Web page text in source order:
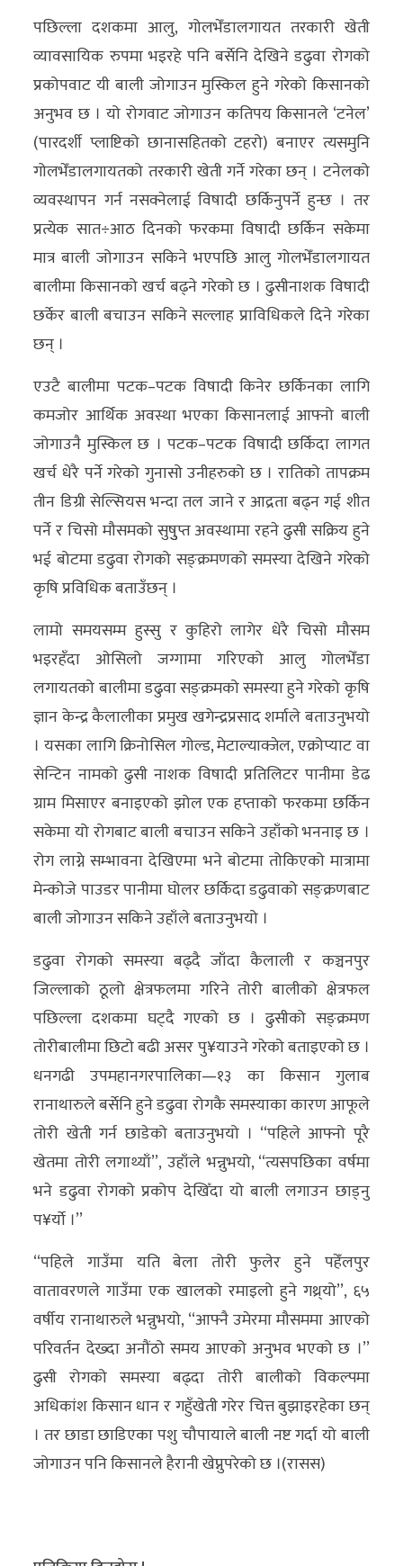
पछिल्ला दशकमा आलु, गोलभेँडालगायत तरकारी खेती
व्यावसायिक रुपमा भइरहे पनि बर्सेनि देखिने डढुवा रोगको
प्रकोपवाट यी बाली जोगाउन मुस्किल हुने गरेको किसानको
अनुभव छ । यो रोगवाट जोगाउन कतिपय किसानले ‘टनेल’
(पारदर्शी प्लाष्टिको छानासहितको टहरो) बनाएर त्यसमुनि
गोलभेँडालगायतको तरकारी खेती गर्ने गरेका छन् । टनेलको
व्यवस्थापन गर्न नसक्नेलाई विषादी छर्किनुपर्ने हुन्छ । तर
प्रत्येक सात÷आठ दिनको फरकमा विषादी छर्किन सकेमा
मात्र बाली जोगाउन सकिने भएपछि आलु गोलभेँडालगायत
बालीमा किसानको खर्च बढ्ने गरेको छ । ढुसीनाशक विषादी
छर्केर बाली बचाउन सकिने सल्लाह प्राविधिकले दिने गरेका
छन् ।
एउटै बालीमा पटक–पटक विषादी किनेर छर्किनका लागि
कमजोर आर्थिक अवस्था भएका किसानलाई आफ्नो बाली
जोगाउनै मुस्किल छ । पटक–पटक विषादी छर्किदा लागत
खर्च धेरै पर्ने गरेको गुनासो उनीहरुको छ । रातिको तापक्रम
तीन डिग्री सेल्सियस भन्दा तल जाने र आद्रता बढ्न गई शीत
पर्ने र चिसो मौसमको सुषुुप्त अवस्थामा रहने ढुसी सक्रिय हुने
भई बोटमा डढुवा रोगको सङ्क्रमणको समस्या देखिने गरेको
कृषि प्रविधिक बताउँछन् ।
लामो समयसम्म हुस्सु र कुहिरो लागेर धेरै चिसो मौसम
भइरहँदा ओसिलो जग्गामा गरिएको आलु गोलभेँडा
लगायतको बालीमा डढुवा सङ्क्रमको समस्या हुने गरेको कृषि
ज्ञान केन्द्र कैलालीका प्रमुख खगेन्द्रप्रसाद शर्माले बताउनुभयो
। यसका लागि क्रिनोसिल गोल्ड, मेटाल्याक्जेल, एक्रोप्याट वा
सेन्टिन नामको ढुसी नाशक विषादी प्रतिलिटर पानीमा डेढ
ग्राम मिसाएर बनाइएको झोल एक हप्ताको फरकमा छर्किन
सकेमा यो रोगबाट बाली बचाउन सकिने उहाँको भननाइ छ ।
रोग लाग्ने सम्भावना देखिएमा भने बोटमा तोकिएको मात्रामा
मेन्कोजे पाउडर पानीमा घोलर छर्किदा डढुवाको सङ्क्रणबाट
बाली जोगाउन सकिने उहाँले बताउनुभयो ।
डढुवा रोगको समस्या बढ्दै जाँदा कैलाली र कञ्चनपुर
जिल्लाको ठूलो क्षेत्रफलमा गरिने तोरी बालीको क्षेत्रफल
पछिल्ला दशकमा घट्दै गएको छ । ढुसीको सङ्क्रमण
तोरीबालीमा छिटो बढी असर पु¥याउने गरेको बताइएको छ ।
धनगढी उपमहानगरपालिका—१३ का किसान गुलाब
रानाथारुले बर्सेनि हुने डढुवा रोगकै समस्याका कारण आफूले
तोरी खेती गर्न छाडेको बताउनुभयो । ‘‘पहिले आफ्नो पूरै
खेतमा तोरी लगाथ्याँ’’, उहाँले भन्नुभयो, ‘‘त्यसपछिका वर्षमा
भने डढुवा रोगको प्रकोप देखिँदा यो बाली लगाउन छाड्नु
प¥र्याे ।’’
‘‘पहिले गाउँमा यति बेला तोरी फुलेर हुने पहेँलपुर
वातावरणले गाउँमा एक खालको रमाइलो हुने गथ्र्यो’’, ६५
वर्षीय रानाथारुले भन्नुभयो, ‘‘आफ्नै उमेरमा मौसममा आएको
परिवर्तन देख्दा अनौंठो समय आएको अनुभव भएको छ ।’’
ढुसी रोगको समस्या बढ्दा तोरी बालीको विकल्पमा
अधिकांश किसान धान र गहुँखेती गरेर चित्त बुझाइरहेका छन्
। तर छाडा छाडिएका पशु चौपायाले बाली नष्ट गर्दा यो बाली
जोगाउन पनि किसानले हैरानी खेप्नुपरेको छ ।(रासस)